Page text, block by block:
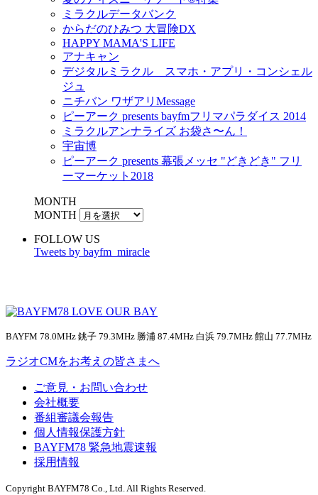
ミラクルデータバンク
からだのひみつ 大冒険DX
HAPPY MAMA'S LIFE
アナキャン
デジタルミラクル スマホ・アプリ・コンシェル
ジュ
ニチバン ワザアリMessage
ピーアーク presents bayfmフリマパラダイス 2014
ミラクルアンナライズ お袋さ〜ん！
宇宙博
ピーアーク presents 幕張メッセ "どきどき" フリ
ーマーケット2018
MONTH
MONTH
FOLLOW US
Tweets by bayfm_miracle
BAYFM 78.0MHz 銚子 79.3MHz 勝浦 87.4MHz 白浜 79.7MHz 館山 77.7MHz
ラジオCMをお考えの皆さまへ
ご意見・お問い合わせ
会社概要
番組審議会報告
個人情報保護方針
BAYFM78 緊急地震速報
採用情報
Copyright BAYFM78 Co., Ltd. All Rights Reserved.